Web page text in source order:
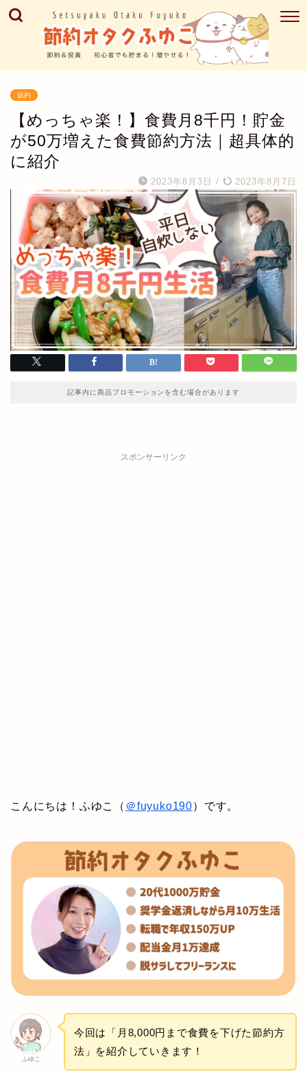
節約
【めっちゃ楽！】食費月8千円！貯金
が50万増えた食費節約方法｜超具体的
に紹介
2023年8月3日 / 2023年8月7日
記事内に商品プロモーションを含む場合があります
スポンサーリンク
こんにちは！ふゆこ（ ＠fuyuko190）です。
ふゆこ
今回は「月8,000円まで食費を下げた節約方
法」を紹介していきます！